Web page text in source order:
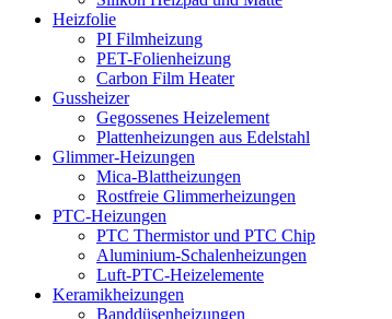
Heizfolie
PI Filmheizung
PET-Folienheizung
Carbon Film Heater
Gussheizer
Gegossenes Heizelement
Plattenheizungen aus Edelstahl
Glimmer-Heizungen
Mica-Blattheizungen
Rostfreie Glimmerheizungen
PTC-Heizungen
PTC Thermistor und PTC Chip
Aluminium-Schalenheizungen
Luft-PTC-Heizelemente
Keramikheizungen
Banddüsenheizungen